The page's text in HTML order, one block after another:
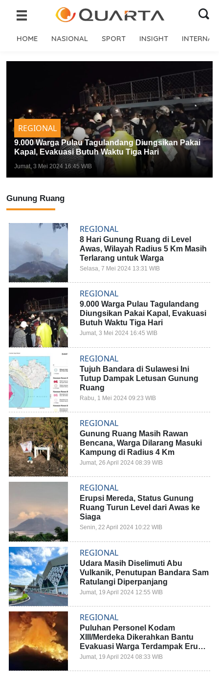
HOME NASIONAL SPORT INSIGHT
REGIONAL
9.000 Warga Pulau Tagulandang Diungsikan Pakai
Kapal, Evakuasi Butuh Waktu Tiga Hari
Jumat, 3 Mei 2024 16:45 WIB
Gunung Ruang
REGIONAL
8 Hari Gunung Ruang di Level
Awas, Wilayah Radius 5 Km Masih
Terlarang untuk Warga
Selasa, 7 Mei 2024 13:31 WIB
REGIONAL
9.000 Warga Pulau Tagulandang
Diungsikan Pakai Kapal, Evakuasi
Butuh Waktu Tiga Hari
Jumat, 3 Mei 2024 16:45 WIB
REGIONAL
Tujuh Bandara di Sulawesi Ini
Tutup Dampak Letusan Gunung
Ruang
Rabu, 1 Mei 2024 09:23 WIB
REGIONAL
Gunung Ruang Masih Rawan
Bencana, Warga Dilarang Masuki
Kampung di Radius 4 Km
Jumat, 26 April 2024 08:39 WIB
REGIONAL
Erupsi Mereda, Status Gunung
Ruang Turun Level dari Awas ke
Siaga
Senin, 22 April 2024 10:22 WIB
REGIONAL
Udara Masih Diselimuti Abu
Vulkanik, Penutupan Bandara Sam
Ratulangi Diperpanjang
Jumat, 19 April 2024 12:55 WIB
REGIONAL
Puluhan Personel Kodam
XIII/Merdeka Dikerahkan Bantu
Evakuasi Warga Terdampak Erupsi
Gunung Ruang
Jumat, 19 April 2024 08:33 WIB